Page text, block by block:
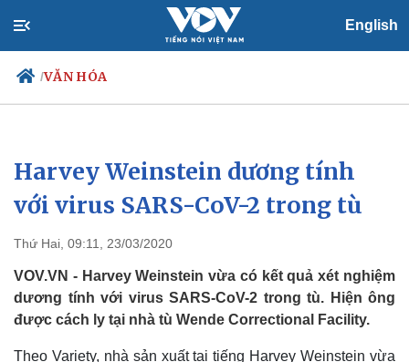
English
/VĂN HÓA
Chính trị
Đảng
Tổ chức nhân sự
Nhận diện sự thật
Xã hội
Tin 24h
Dự báo thời tiết
Việc làm
Biển đảo
Harvey Weinstein dương tính
với virus SARS-CoV-2 trong tù
Thứ Hai, 09:11, 23/03/2020
VOV.VN - Harvey Weinstein vừa có kết quả xét nghiệm
dương tính với virus SARS-CoV-2 trong tù. Hiện ông
được cách ly tại nhà tù Wende Correctional Facility.
Theo Variety, nhà sản xuất tai tiếng Harvey Weinstein vừa